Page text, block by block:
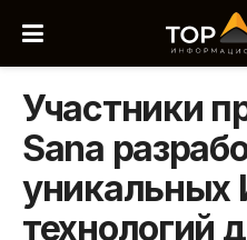
Участники
Sana
уникальных
технологий